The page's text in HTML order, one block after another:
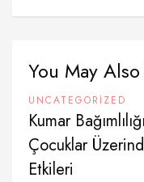
You May
UNCATEGORIZED
Kumar
Çocuklar
Etkileri